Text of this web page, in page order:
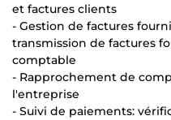
et factures clients
- Gestion de factures
transmission de factures
comptable
- Rapprochement de
l'entreprise
- Suivi de paiements: